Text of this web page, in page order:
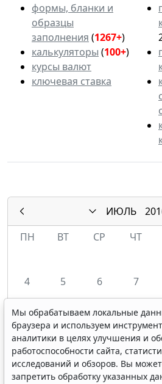
формы, бланки и
образцы
заполнения (1267+)
калькуляторы (100+)
курсы валют
ключевая ставка
ИЮЛЬ
ПН
ВТ СР ЧТ
4
5 6 7
18
19 20 21
25
26 27 28
Мы обрабатываем локальные
браузера и используем
аналитики в целях улучшения и
работоспособности сайта,
исследований и обзоров. Вы
запретить обработку указанных